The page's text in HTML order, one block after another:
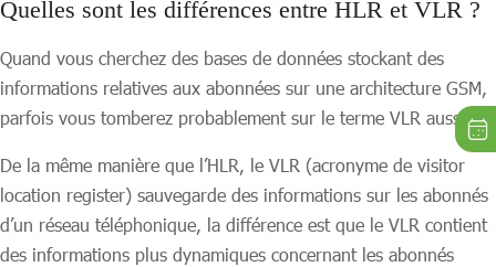
Quelles sont les différences entre HLR et VLR ?
Quand vous cherchez des bases de données stockant des
informations relatives aux abonnées sur une architecture GSM,
parfois vous tomberez probablement sur le terme VLR aussi.
De la même manière que l’HLR, le VLR (acronyme de visitor
location register) sauvegarde des informations sur les abonnés
d’un réseau téléphonique, la différence est que le VLR contient
des informations plus dynamiques concernant les abonnés